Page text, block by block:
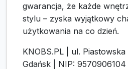
gwarancja, że każde
stylu – zyska wyjątkowy
użytkowania na co dzień.
KNOBS.PL | ul.
Gdańsk | NIP: 9570906104